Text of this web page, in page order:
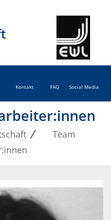
Kontakt FAQ Social Media
Team